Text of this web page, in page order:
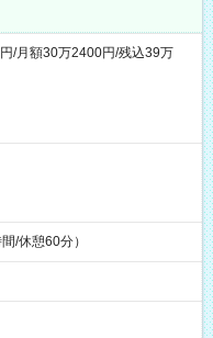
/月額30万2400円/残込39万
/休憩60分）